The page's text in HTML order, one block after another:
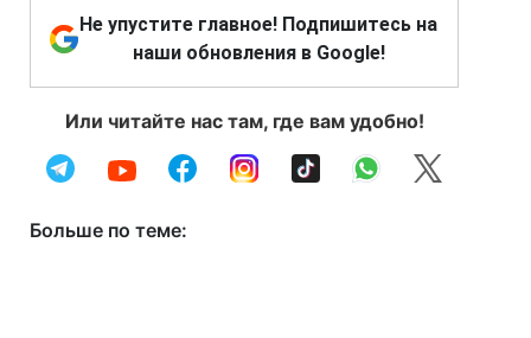
Не упустите главное! Подпишитесь на
наши обновления в Google!
Или читайте нас там, где вам удобно!
Больше по теме: